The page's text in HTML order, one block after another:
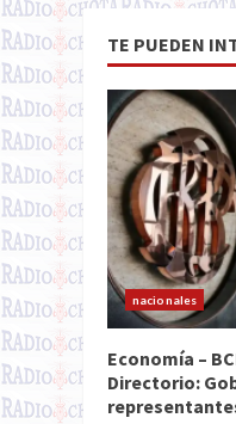
TE PUEDEN
nacionales
Economía –
Directorio: